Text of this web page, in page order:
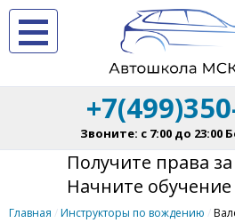
Звоните: с 7:00 до 23:00
Получите права
Начните обучение
Главная Инструкторы по вождению